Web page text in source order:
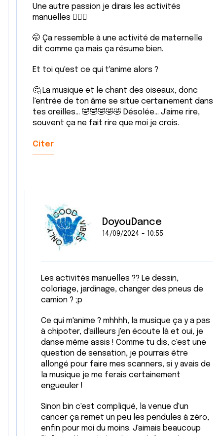
Une autre passion je dirais les activités
manuelles 🤷🏼‍♀️
🤭 Ça ressemble à une activité de maternelle
dit comme ça mais ça résume bien.
Et toi qu'est ce qui t'anime alors ?
🤔 La musique et le chant des oiseaux, donc
l'entrée de ton âme se situe certainement dans
tes oreilles... 🤣🤣🤣🤣🤣 Désolée... J'aime rire,
souvent ça ne fait rire que moi je crois.
Citer
DoyouDance
14/09/2024 - 10:55
Les activités manuelles ?? Le dessin,
coloriage, jardinage, changer des pneus de
camion ? ;p
Ce qui m'anime ? mhhhh, la musique ça y a pas
à chipoter, d'ailleurs j'en écoute là et oui, je
danse même assis ! Comme tu dis, c'est une
question de sensation, je pourrais être
allongé pour faire mes scanners, si y avais de
la musique je me ferais certainement
engueuler !
Sinon bin c'est compliqué, la venue d'un
cancer ça remet un peu les pendules à zéro,
enfin pour moi du moins. J'aimais beaucoup